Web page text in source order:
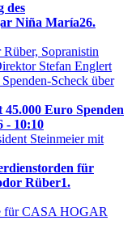
des
Niña María26.
Euro Spenden
- 10:10
für
Rüber1.